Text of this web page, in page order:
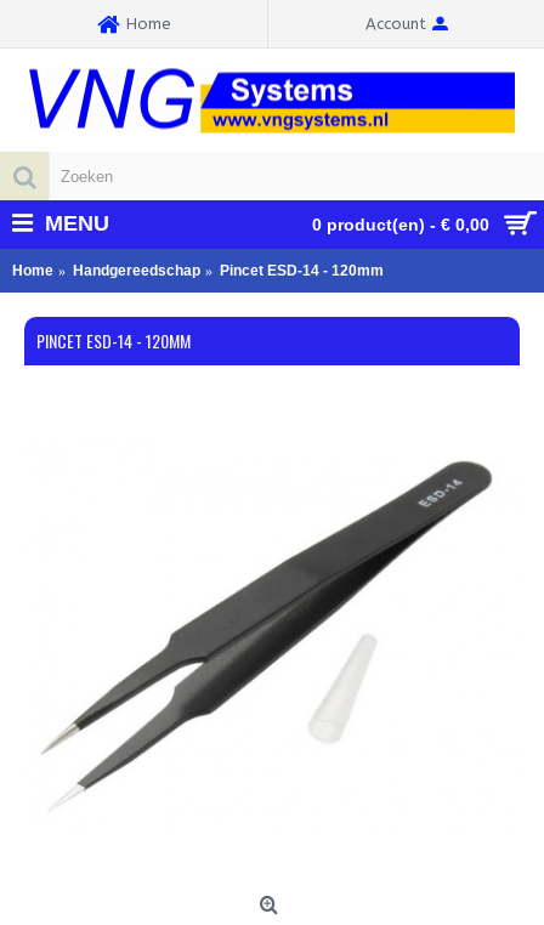
Home Account
0 product(en) - € 0,00
MENU
Home Handgereedschap Pincet ESD-14 - 120mm
PINCET ESD-14 - 120MM